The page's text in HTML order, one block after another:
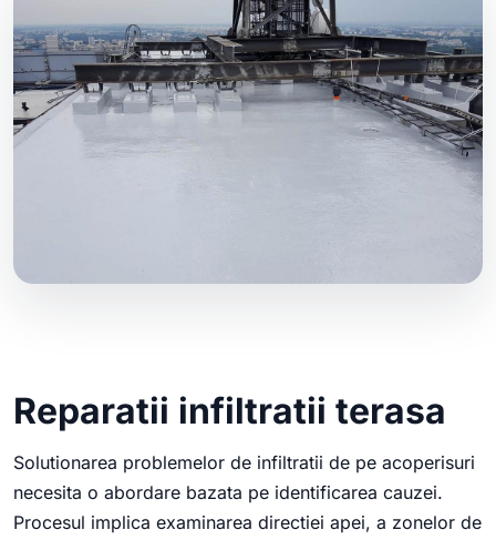
Reparatii infiltratii terasa
Solutionarea problemelor de infiltratii de pe acoperisuri
necesita o abordare bazata pe identificarea cauzei.
Procesul implica examinarea directiei apei, a zonelor de